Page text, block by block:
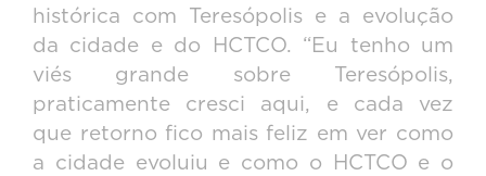
histórica com Teresópolis e a evolução
da cidade e do HCTCO. “Eu tenho um
viés grande sobre Teresópolis,
praticamente cresci aqui, e cada vez
que retorno fico mais feliz em ver como
a cidade evoluiu e como o HCTCO e o